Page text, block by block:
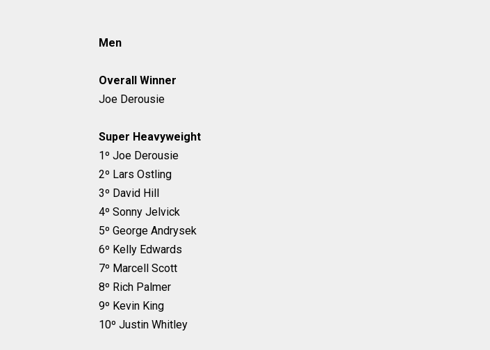
Men
Overall Winner
Joe Derousie
Super Heavyweight
1º Joe Derousie
2º Lars Ostling
3º David Hill
4º Sonny Jelvick
5º George Andrysek
6º Kelly Edwards
7º Marcell Scott
8º Rich Palmer
9º Kevin King
10º Justin Whitley